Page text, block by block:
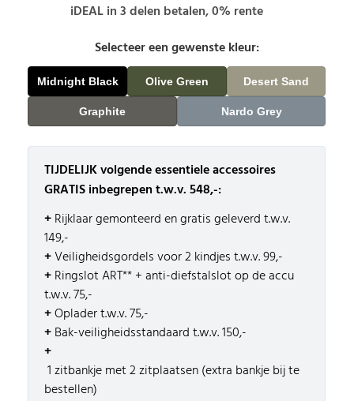
iDEAL in 3 delen betalen, 0% rente
Selecteer een gewenste kleur:
TIJDELIJK volgende essentiele accessoires
GRATIS inbegrepen t.w.v. 548,-:
+Rijklaar gemonteerd en gratis geleverd t.w.v.
149,-
+Veiligheidsgordels voor 2 kindjes t.w.v. 99,-
+Ringslot ART** + anti-diefstalslot op de accu
t.w.v. 75,-
+Oplader t.w.v. 75,-
+Bak-veiligheidsstandaard t.w.v. 150,-
+
1 zitbankje met 2 zitplaatsen (extra bankje bij te
bestellen)